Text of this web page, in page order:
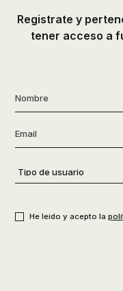
Registrate y
tener acceso a
Nombre
Email
Tipo
de
He leído y acepto la